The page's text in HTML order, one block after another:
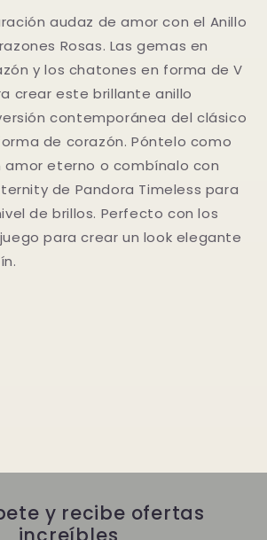
audaz de amor con el Anillo
Rosas. Las gemas en
y los chatones en forma de V
crear este brillante anillo
contemporánea del clásico
de corazón. Póntelo como
amor eterno o combínalo con
de Pandora Timeless para
de brillos. Perfecto con los
para crear un look elegante
y recibe ofertas